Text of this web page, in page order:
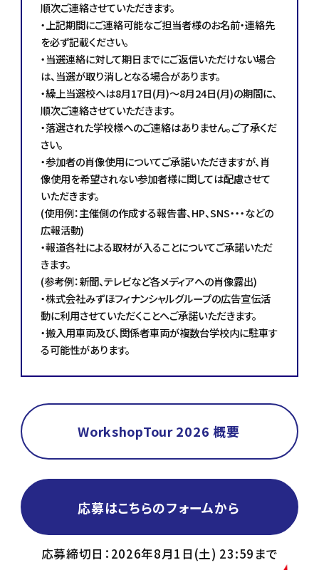
順次ご連絡させていただきます。
・上記期間にご連絡可能なご担当者様のお名前・連絡先
を必ず記載ください。
・当選連絡に対して期日までにご返信いただけない場合
は、当選が取り消しとなる場合があります。
・繰上当選校へは8月17日(月)～8月24日(月)の期間に、
順次ご連絡させていただきます。
・落選された学校様へのご連絡はありません。ご了承くだ
さい。
・参加者の肖像使用についてご承諾いただきますが、肖
像使用を希望されない参加者様に関しては配慮させて
いただきます。
(使用例：主催側の作成する報告書、HP、SNS・・・などの
広報活動)
・報道各社による取材が入ることについてご承諾いただ
きます。
(参考例：新聞、テレビなど各メディアへの肖像露出)
・株式会社みずほフィナンシャルグループの広告宣伝活
動に利用させていただくことへご承諾いただきます。
・搬入用車両及び、関係者車両が複数台学校内に駐車す
る可能性があります。
WorkshopTour 2026 概要
応募はこちらのフォームから
応募締切日：2026年8月1日(土) 23:59まで